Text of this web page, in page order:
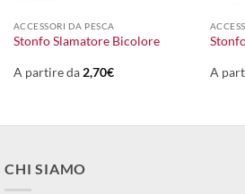
ACCESSORI DA PESCA
Stonfo Slamatore Bicolore
A partire da 2,70€ A
CHI SIAMO